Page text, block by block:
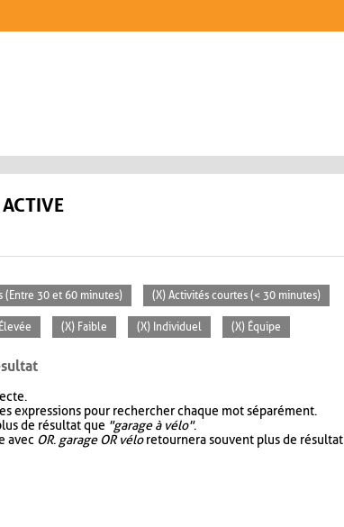
(Entre 30 et 60 minutes) (X) Activités courtes (< 30 minutes)
(X) Faible (X) Individuel (X) Équipe
expressions pour rechercher chaque mot séparément.
de résultat que "garage à vélo".
avec OR. garage OR véloretournera souvent plus de résultat